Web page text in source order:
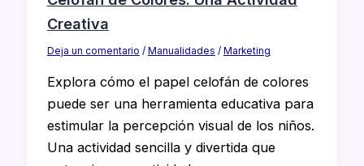
Creativa
Deja un comentario / Manualidades / Marketing
Explora cómo el papel celofán de colores
puede ser una herramienta educativa para
estimular la percepción visual de los niños.
Una actividad sencilla y divertida que